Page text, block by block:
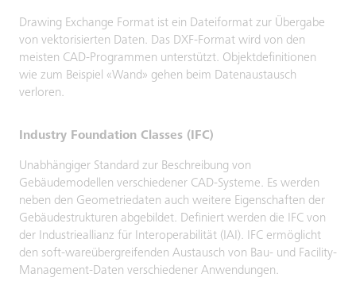
Drawing Exchange Format ist ein Dateiformat zur Übergabe
von vektorisierten Daten. Das DXF-Format wird von den
meisten CAD-Programmen unterstützt. Objektdefinitionen
wie zum Beispiel «Wand» gehen beim Datenaustausch
verloren.
Industry Foundation Classes (IFC)
Unabhängiger Standard zur Beschreibung von
Gebäudemodellen verschiedener CAD-Systeme. Es werden
neben den Geometriedaten auch weitere Eigenschaften der
Gebäudestrukturen abgebildet. Definiert werden die IFC von
der Industrieallianz für Interoperabilität (IAI). IFC ermöglicht
den soft-wareübergreifenden Austausch von Bau- und Facility-
Management-Daten verschiedener Anwendungen.